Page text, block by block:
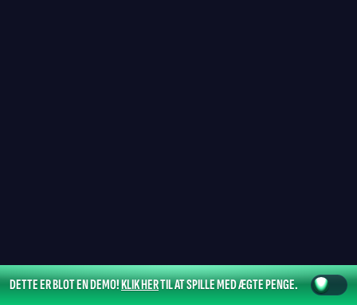
DETTE ER BLOT EN DEMO!KLIK HERTIL AT SPILLE MED ÆGTE PENGE.